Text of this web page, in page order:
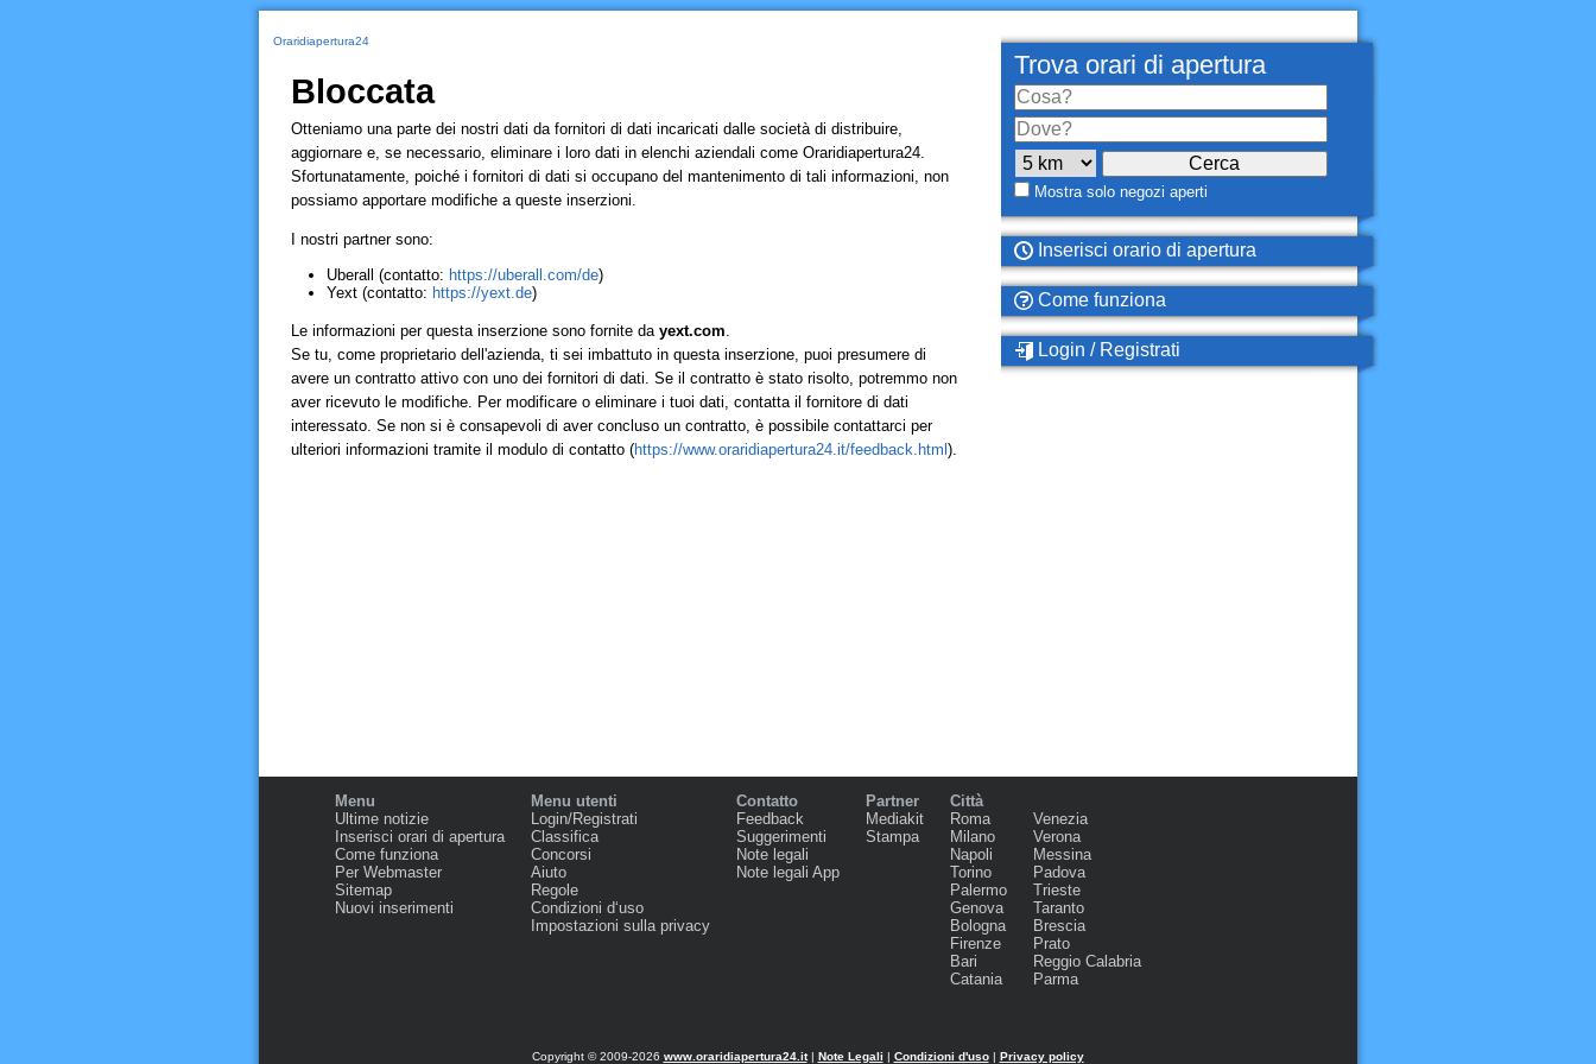
Oraridiapertura24
Bloccata
Otteniamo una parte dei nostri dati da fornitori di dati incaricati dalle società di distribuire,
aggiornare e, se necessario, eliminare i loro dati in elenchi aziendali come Oraridiapertura24.
Sfortunatamente, poiché i fornitori di dati si occupano del mantenimento di tali informazioni, non
possiamo apportare modifiche a queste inserzioni.
I nostri partner sono:
Uberall (contatto: https://uberall.com/de)
Yext (contatto: https://yext.de)
Le informazioni per questa inserzione sono fornite da yext.com.
Se tu, come proprietario dell'azienda, ti sei imbattuto in questa inserzione, puoi presumere di
avere un contratto attivo con uno dei fornitori di dati. Se il contratto è stato risolto, potremmo non
aver ricevuto le modifiche. Per modificare o eliminare i tuoi dati, contatta il fornitore di dati
interessato. Se non si è consapevoli di aver concluso un contratto, è possibile contattarci per
ulteriori informazioni tramite il modulo di contatto (https://www.oraridiapertura24.it/feedback.html ).
Trova orari di apertura
Mostra solo negozi aperti
Inserisci orario di apertura
Come funziona
Login / Registrati
Menu
Ultime notizie
Inserisci orari di apertura
Come funziona
Per Webmaster
Sitemap
Nuovi inserimenti
Menu utenti
Login/Registrati
Classifica
Concorsi
Aiuto
Regole
Condizioni d‘uso
Impostazioni sulla privacy
Contatto
Feedback
Suggerimenti
Note legali
Note legali App
Partner
Mediakit
Stampa
Città
Roma
Milano
Napoli
Torino
Palermo
Genova
Bologna
Firenze
Bari
Catania
Venezia
Verona
Messina
Padova
Trieste
Taranto
Brescia
Prato
Reggio Calabria
Parma
Copyright © 2009-2026 www.oraridiapertura24.it| Note Legali | Condizioni d'uso| Privacy policy